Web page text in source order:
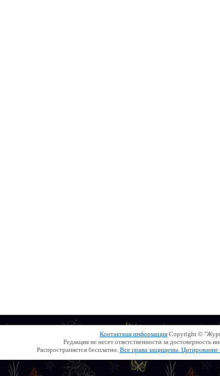
Контактная информация Copyright ©
Редакция не несет ответственности за
Распространяется бесплатно. Все права защищены. Цитирование